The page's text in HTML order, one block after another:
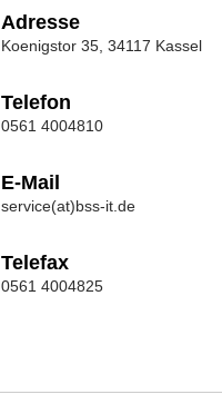
Adresse
Koenigstor 35, 34117 Kassel
Telefon
0561 4004810
E-Mail
service(at)bss-it.de
Telefax
0561 4004825